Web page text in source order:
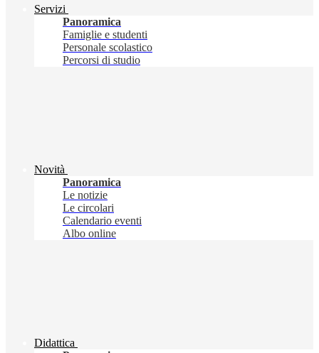
Servizi
Panoramica
Famiglie e studenti
Personale scolastico
Percorsi di studio
Novità
Panoramica
Le notizie
Le circolari
Calendario eventi
Albo online
Didattica